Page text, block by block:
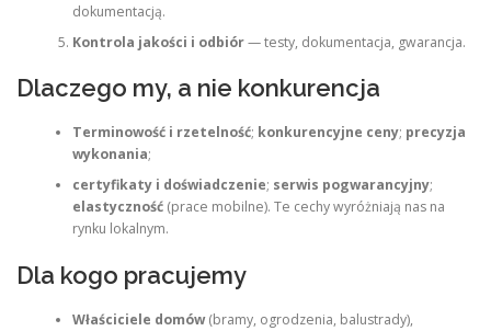
dokumentacją.
Kontrola jakości i odbiór— testy, dokumentacja, gwarancja.
Dlaczego my, a nie konkurencja
Terminowość i rzetelność; konkurencyjne ceny; precyzja
wykonania;
certyfikaty i doświadczenie; serwis pogwarancyjny;
elastyczność(prace mobilne). Te cechy wyróżniają nas na
rynku lokalnym.
Dla kogo pracujemy
Właściciele domów(bramy, ogrodzenia, balustrady),